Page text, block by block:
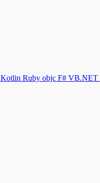
Kotlin Ruby objc F# VB.NET